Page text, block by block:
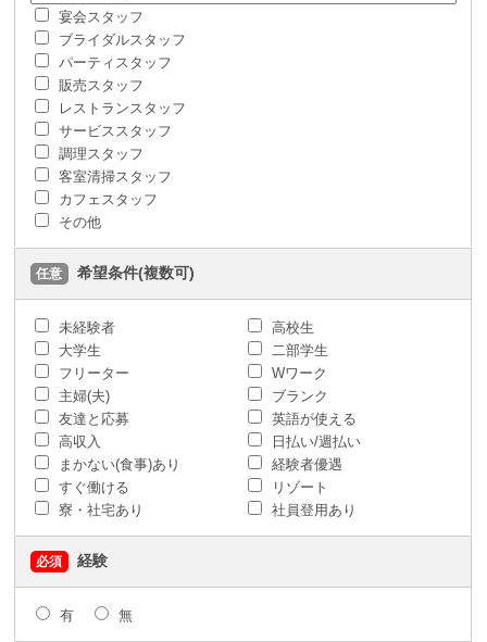
宴会スタッフ
ブライダルスタッフ
パーティスタッフ
販売スタッフ
レストランスタッフ
サービススタッフ
調理スタッフ
客室清掃スタッフ
カフェスタッフ
その他
任意 希望条件(複数可)
未経験者
高校生
大学生
二部学生
フリーター
Wワーク
主婦(夫)
ブランク
友達と応募
英語が使える
高収入
日払い/週払い
まかない(食事)あり
経験者優遇
すぐ働ける
リゾート
寮・社宅あり
社員登用あり
必須 経験
有 無